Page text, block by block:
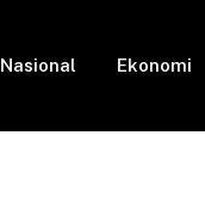
Nasional Ekonomi